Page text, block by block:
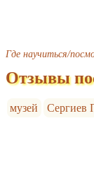
Где научиться/
Отзывы
музей Сергиев